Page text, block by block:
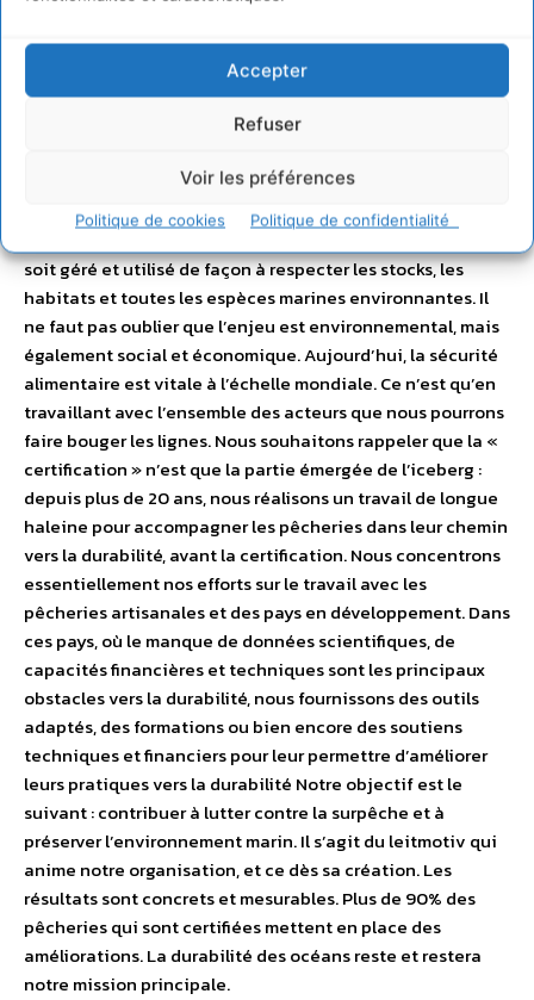
Accepter
Refuser
Voir les préférences
Politique de cookies Politique de confidentialité
évoluer les professionnels vers une pêche durable. C’est
pourquoi nous travaillons avec des pêcheries de toutes
tailles : des plus petites aux plus importantes. En tant
qu’ONG scientifique, nous savons que la durabilité
environnementale de la pêche ne se mesure ni à la taille
pêche, peuvent avoir des impacts négatifs sur la
biodiversité marine s’ils sont mal gérés. L’important est de
soit géré et utilisé de façon à respecter les stocks, les
habitats et toutes les espèces marines environnantes. Il
ne faut pas oublier que l’enjeu est environnemental, mais
également social et économique. Aujourd’hui, la sécurité
alimentaire est vitale à l’échelle mondiale. Ce n’est qu’en
travaillant avec l’ensemble des acteurs que nous pourrons
faire bouger les lignes. Nous souhaitons rappeler que la «
certification » n’est que la partie émergée de l’iceberg :
depuis plus de 20 ans, nous réalisons un travail de longue
haleine pour accompagner les pêcheries dans leur chemin
vers la durabilité, avant la certification. Nous concentrons
essentiellement nos efforts sur le travail avec les
pêcheries artisanales et des pays en développement. Dans
ces pays, où le manque de données scientifiques, de
capacités financières et techniques sont les principaux
obstacles vers la durabilité, nous fournissons des outils
adaptés, des formations ou bien encore des soutiens
techniques et financiers pour leur permettre d’améliorer
leurs pratiques vers la durabilité Notre objectif est le
suivant : contribuer à lutter contre la surpêche et à
préserver l’environnement marin. Il s’agit du leitmotiv qui
anime notre organisation, et ce dès sa création. Les
résultats sont concrets et mesurables. Plus de 90% des
pêcheries qui sont certifiées mettent en place des
améliorations. La durabilité des océans reste et restera
notre mission principale.